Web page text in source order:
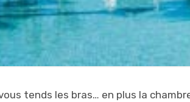
vous tends les bras… en plus la